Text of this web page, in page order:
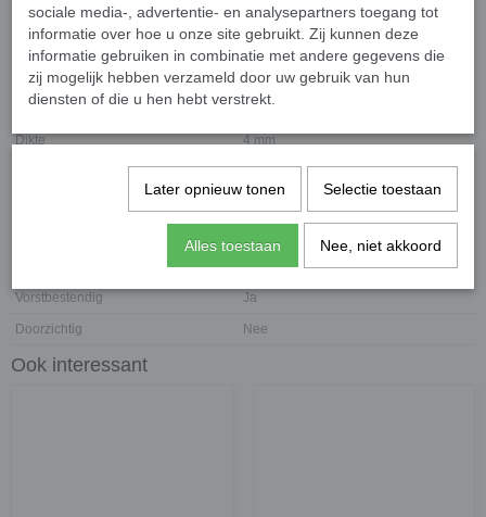
Netto gewicht 0,05 Kg
0,06 Kg
Eenheid 50 gram (circa 110 steentjes)
Afmeting steentjes 8 mm rond
Dikte 4 mm
Glas
Ja
Vorstbestendig Ja
Doorzichtig Nee
Ook interessant
sociale media-, advertentie- en analysepartners toegang tot
informatie over hoe u onze site gebruikt. Zij kunnen deze
informatie gebruiken in combinatie met andere gegevens die
zij mogelijk hebben verzameld door uw gebruik van hun
diensten of die u hen hebt verstrekt.
Later opnieuw tonen Selectie toestaan
Alles toestaan Nee, niet akkoord